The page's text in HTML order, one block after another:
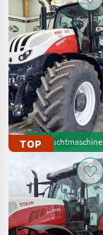
TOPGebrauchtmaschine